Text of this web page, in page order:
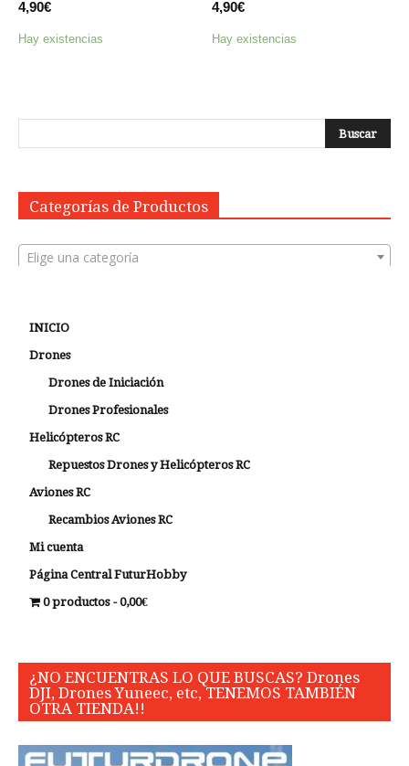
4,90€
Hay existencias
4,90€
Hay existencias
Categorías de Productos
Elige una categoría
INICIO
Drones
Drones de Iniciación
Drones Profesionales
Helicópteros RC
Repuestos Drones y Helicópteros RC
Aviones RC
Recambios Aviones RC
Mi cuenta
Página Central FuturHobby
0 productos
0,00€
¿NO ENCUENTRAS LO QUE BUSCAS? Drones
DJI, Drones Yuneec, etc, TENEMOS TAMBIÉN
OTRA TIENDA!!